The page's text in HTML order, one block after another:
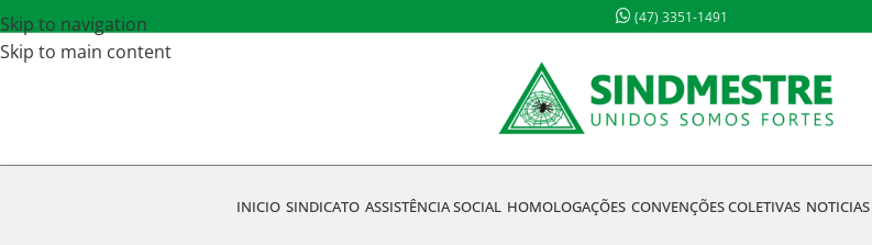
Skip to navigation
Skip to main content
(47) 3351-1491
INICIO SINDICATO ASSISTÊNCIA SOCIAL HOMOLOGAÇÕES CONVENÇÕES COLETIVAS NOTICIAS